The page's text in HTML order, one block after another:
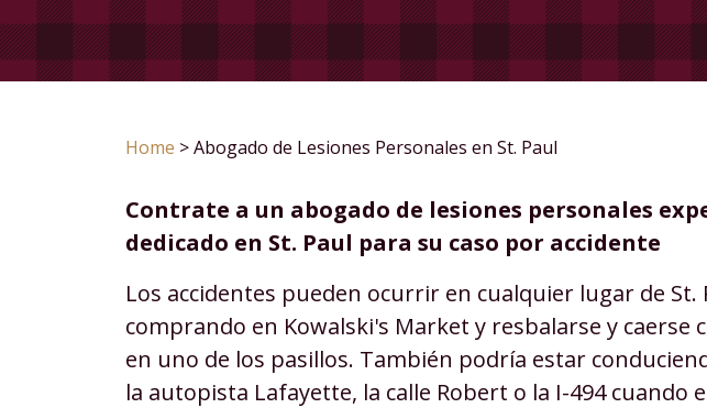
Home >Abogado de Lesiones Personales en St. Paul
Contrate a un abogado de lesiones personales
dedicado en St. Paul para su caso por accidente
Los accidentes pueden ocurrir en cualquier lugar de St.
comprando en Kowalski's Market y resbalarse y caerse
en uno de los pasillos. También podría estar
la autopista Lafayette, la calle Robert o la I-494 cuando